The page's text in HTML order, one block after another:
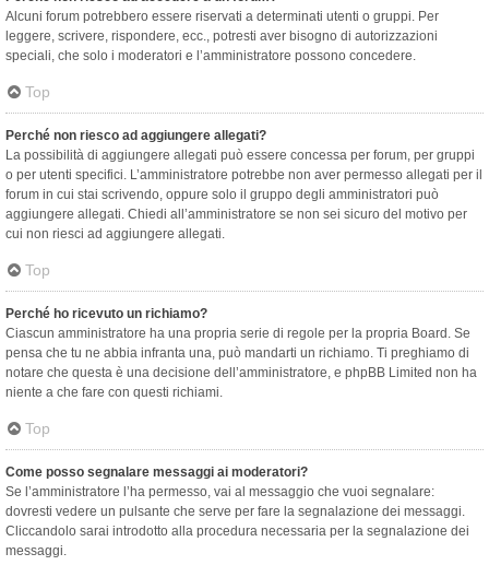
Alcuni forum potrebbero essere riservati a determinati utenti o gruppi. Per
leggere, scrivere, rispondere, ecc., potresti aver bisogno di autorizzazioni
speciali, che solo i moderatori e l’amministratore possono concedere.
Top
Perché non riesco ad aggiungere allegati?
La possibilità di aggiungere allegati può essere concessa per forum, per gruppi
o per utenti specifici. L’amministratore potrebbe non aver permesso allegati per il
forum in cui stai scrivendo, oppure solo il gruppo degli amministratori può
aggiungere allegati. Chiedi all’amministratore se non sei sicuro del motivo per
cui non riesci ad aggiungere allegati.
Top
Perché ho ricevuto un richiamo?
Ciascun amministratore ha una propria serie di regole per la propria Board. Se
pensa che tu ne abbia infranta una, può mandarti un richiamo. Ti preghiamo di
notare che questa è una decisione dell’amministratore, e phpBB Limited non ha
niente a che fare con questi richiami.
Top
Come posso segnalare messaggi ai moderatori?
Se l’amministratore l’ha permesso, vai al messaggio che vuoi segnalare:
dovresti vedere un pulsante che serve per fare la segnalazione dei messaggi.
Cliccandolo sarai introdotto alla procedura necessaria per la segnalazione dei
messaggi.